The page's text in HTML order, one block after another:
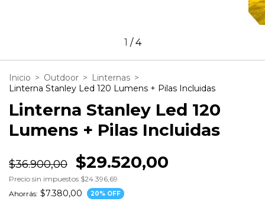
1 /4
Inicio > Outdoor > Linternas >
Linterna Stanley Led 120 Lumens + Pilas Incluidas
Linterna Stanley Led 120
Lumens + Pilas Incluidas
$36.900,00 $29.520,00
Precio sin impuestos $24.396,69
Ahorrás: $7.380,00 20% OFF